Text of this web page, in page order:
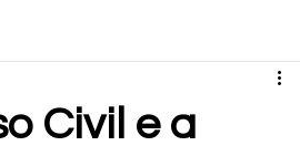
Civil e a